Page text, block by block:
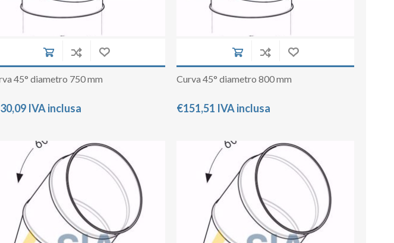
45° diametro 750 mm
IVA inclusa
Curva 45° diametro 800 mm
€151,51 IVA inclusa